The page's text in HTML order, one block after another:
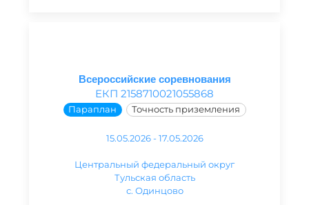
Всероссийские соревнования
ЕКП 2158710021055868
Параплан Точность приземления
15.05.2026 - 17.05.2026
Центральный федеральный округ
Тульская область
с. Одинцово